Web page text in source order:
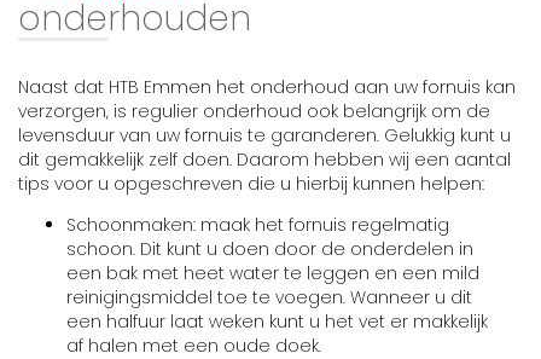
onderhouden
Naast dat HTB Emmen het onderhoud aan uw fornuis kan
verzorgen, is regulier onderhoud ook belangrijk om de
levensduur van uw fornuis te garanderen. Gelukkig kunt u
dit gemakkelijk zelf doen. Daarom hebben wij een aantal
tips voor u opgeschreven die u hierbij kunnen helpen:
Schoonmaken: maak het fornuis regelmatig
schoon. Dit kunt u doen door de onderdelen in
een bak met heet water te leggen en een mild
reinigingsmiddel toe te voegen. Wanneer u dit
een halfuur laat weken kunt u het vet er makkelijk
af halen met een oude doek.